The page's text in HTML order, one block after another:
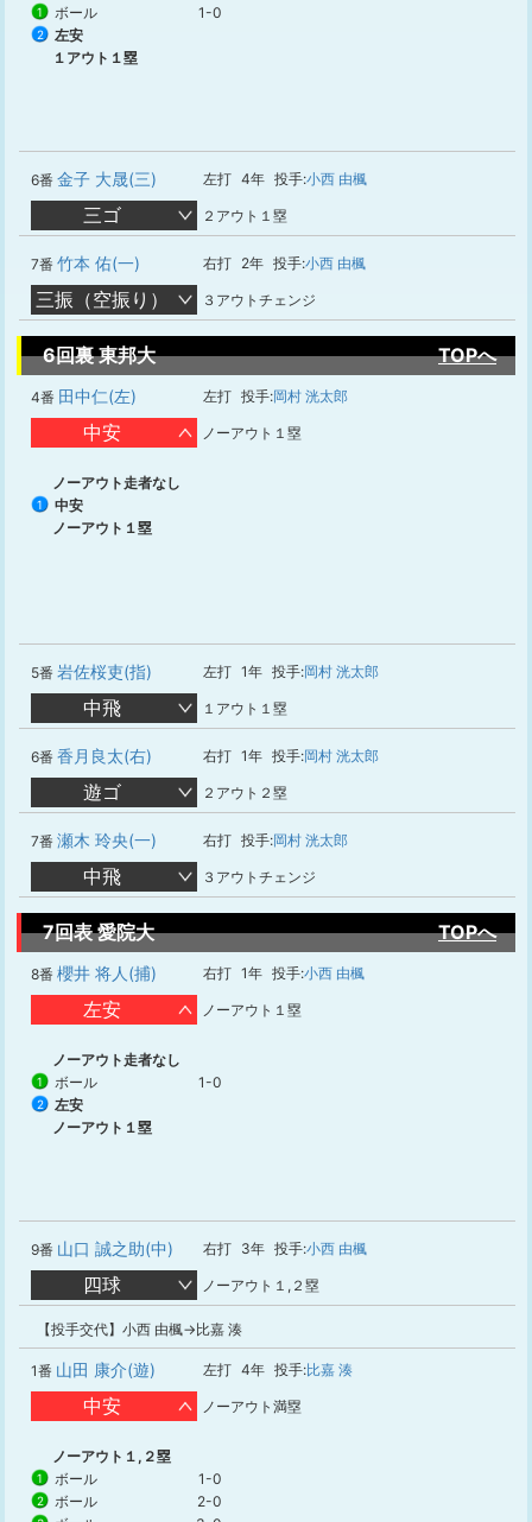
1 ボール 1-0
2
左安
１アウト１塁
6番 金子 大晟(三) 左打 4年 投手:小西 由楓
三ゴ ２アウト１塁
7番 竹本 佑(一) 右打 2年 投手:小西 由楓
三振（空振り） ３アウトチェンジ
6回裏 東邦大 TOPへ
4番 田中仁(左) 左打 投手:岡村 洸太郎
中安 ノーアウト１塁
ノーアウト走者なし
1
中安
ノーアウト１塁
5番 岩佐桜吏(指) 左打 1年 投手:岡村 洸太郎
中飛 １アウト１塁
6番 香月良太(右) 右打 1年 投手:岡村 洸太郎
遊ゴ ２アウト２塁
7番 瀬木 玲央(一) 右打 投手:岡村 洸太郎
中飛 ３アウトチェンジ
7回表 愛院大 TOPへ
8番 櫻井 将人(捕) 右打 1年 投手:小西 由楓
左安 ノーアウト１塁
ノーアウト走者なし
1 ボール 1-0
2
左安
ノーアウト１塁
9番 山口 誠之助(中) 右打 3年 投手:小西 由楓
四球 ノーアウト１,２塁
【投手交代】小西 由楓→比嘉 湊
1番 山田 康介(遊) 左打 4年 投手:比嘉 湊
中安 ノーアウト満塁
ノーアウト１,２塁
1 ボール 1-0
2 ボール 2-0